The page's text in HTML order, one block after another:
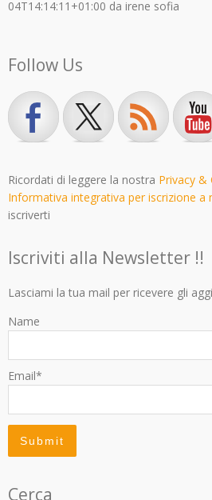
04T14:14:11+01:00 da irene sofia
Follow Us
Ricordati di leggere la nostra Privacy &
Informativa integrativa per iscrizione a
iscriverti
Iscriviti alla Newsletter !!
Lasciami la tua mail per ricevere gli
Name
Email*
Cerca